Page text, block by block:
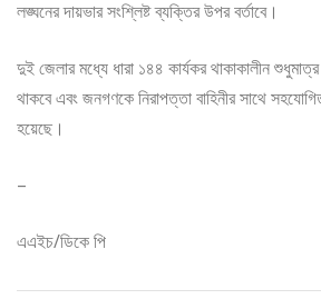
লঙ্ঘনের দায়ভার সংশ্লিষ্ট ব্যক্তির উপর বর্তাবে।
দুই জেলার মধ্যে ধারা ১৪৪ কার্যকর থাকাকালীন
থাকবে এবং জনগণকে নিরাপত্তা বাহিনীর সাথে
হয়েছে।
–
এএইচ/ডিকে পি